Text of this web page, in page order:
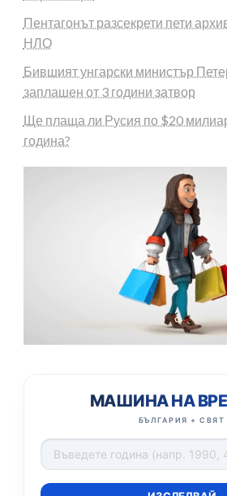
Пентагонът разсекрети пети
НЛО
Бившият унгарски министър
заплашен от 3 години затвор
Ще плаща ли Русия по $20
година?
МАШИНА НА
БЪЛГАРИЯ + СВЯТ